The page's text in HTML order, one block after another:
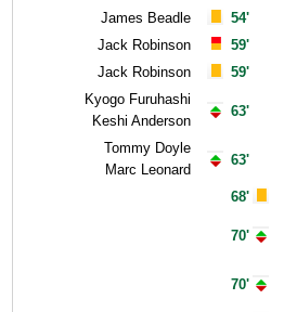
James Beadle
Jack Robinson
Jack Robinson
Kyogo Furuhashi
Keshi Anderson
Tommy Doyle
Marc Leonard
54'
59'
59'
63'
63'
68'
70'
70'